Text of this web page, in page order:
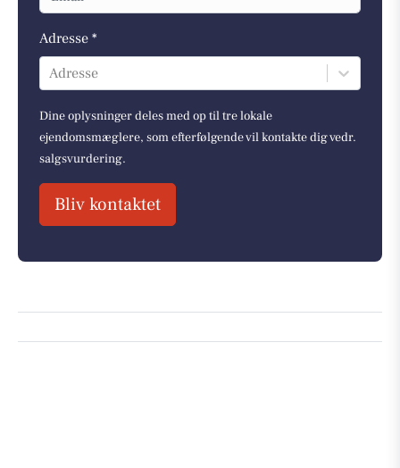
Adresse *
Adresse
Dine oplysninger deles med op til tre lokale
ejendomsmæglere, som efterfølgende vil kontakte dig vedr.
salgsvurdering.
Bliv kontaktet